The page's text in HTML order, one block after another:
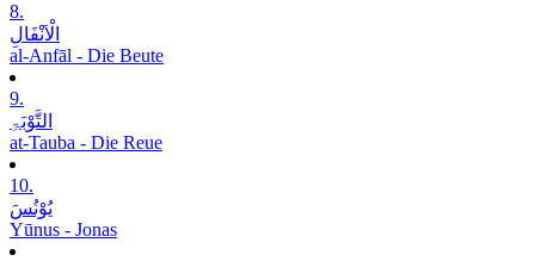
8.
الْاَنْفَالِ
al-Anfāl - Die Beute
9.
التَّوْبَۃِ
at-Tauba - Die Reue
10.
یُوْنُسَ
Yūnus - Jonas